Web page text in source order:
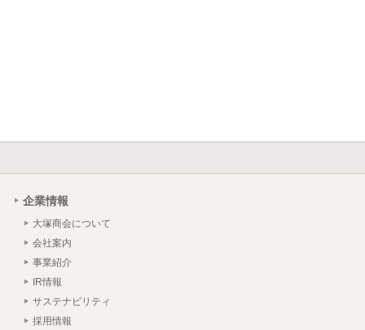
企業情報
大塚商会について
会社案内
事業紹介
IR情報
サステナビリティ
採用情報